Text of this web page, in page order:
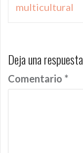
multicultural
Deja una respuesta
Comentario *